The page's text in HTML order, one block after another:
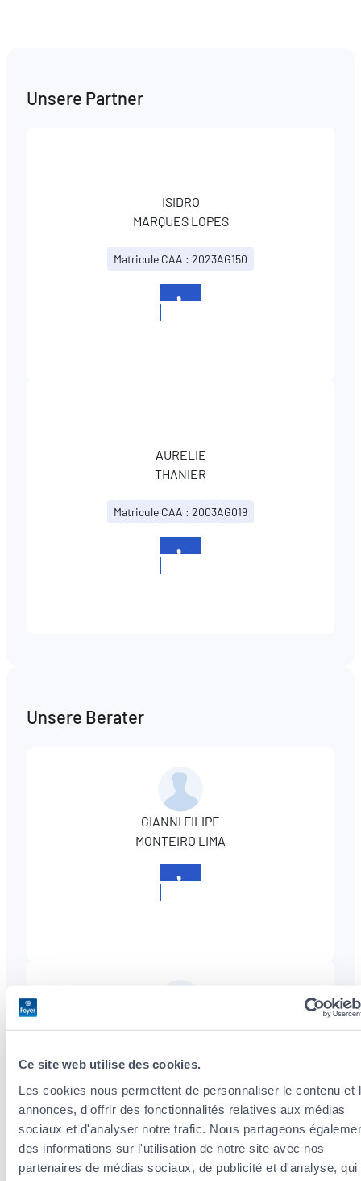
Ce site web utilise des cookies.
Les cookies nous permettent de personnaliser le contenu et
annonces, d'offrir des fonctionnalités relatives aux médias
sociaux et d'analyser notre trafic. Nous partageons
des informations sur l'utilisation de notre site avec nos
partenaires de médias sociaux, de publicité et d'analyse, qui
Unsere Partner
ISIDRO
MARQUES LOPES
Matricule CAA : 2023AG150
AURELIE
THANIER
Matricule CAA : 2003AG019
Unsere Berater
GIANNI FILIPE
MONTEIRO LIMA
JESSICA
Matricule CAA : 2025AG170
+352
265348-